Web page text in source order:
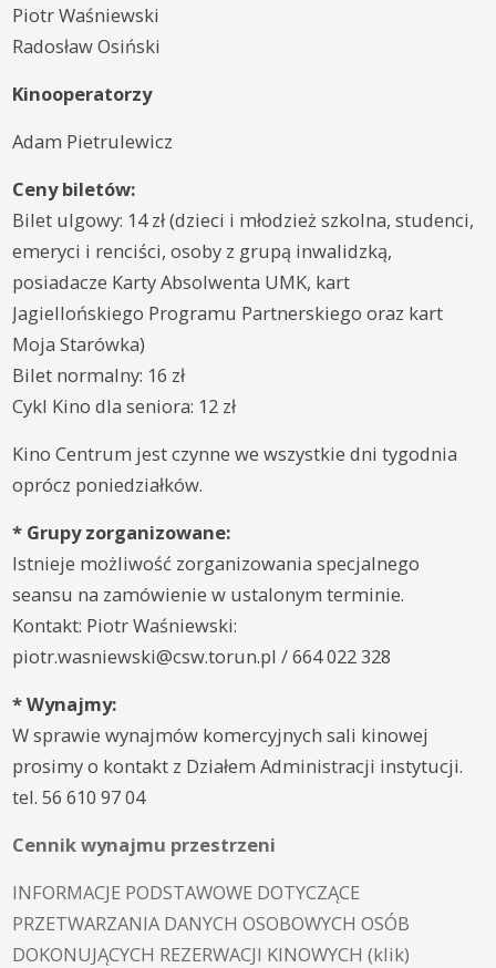
Piotr Waśniewski
Radosław Osiński
Kinooperatorzy
Adam Pietrulewicz
Ceny biletów:
Bilet ulgowy: 14 zł (dzieci i młodzież szkolna, studenci,
emeryci i renciści, osoby z grupą inwalidzką,
posiadacze Karty Absolwenta UMK, kart
Jagiellońskiego Programu Partnerskiego oraz kart
Moja Starówka)
Bilet normalny: 16 zł
Cykl Kino dla seniora: 12 zł
Kino Centrum jest czynne we wszystkie dni tygodnia
oprócz poniedziałków.
* Grupy zorganizowane:
Istnieje możliwość zorganizowania specjalnego
seansu na zamówienie w ustalonym terminie.
Kontakt: Piotr Waśniewski:
piotr.wasniewski@csw.torun.pl / 664 022 328
* Wynajmy:
W sprawie wynajmów komercyjnych sali kinowej
prosimy o kontakt z Działem Administracji instytucji.
tel. 56 610 97 04
Cennik wynajmu przestrzeni
INFORMACJE PODSTAWOWE DOTYCZĄCE
PRZETWARZANIA DANYCH OSOBOWYCH OSÓB
DOKONUJĄCYCH REZERWACJI KINOWYCH (klik)